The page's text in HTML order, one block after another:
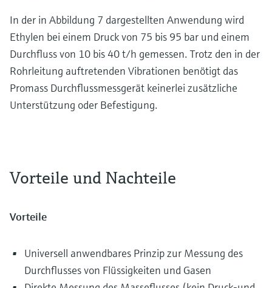
In der in Abbildung 7 dargestellten Anwendung wird
Ethylen bei einem Druck von 75 bis 95 bar und einem
Durchfluss von 10 bis 40 t/h gemessen. Trotz den in der
Rohrleitung auftretenden Vibrationen benötigt das
Promass Durchflussmessgerät keinerlei zusätzliche
Unterstützung oder Befestigung.
Vorteile und Nachteile
Vorteile
Universell anwendbares Prinzip zur Messung des
Durchflusses von Flüssigkeiten und Gasen